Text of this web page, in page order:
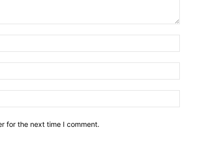
for the next time I comment.